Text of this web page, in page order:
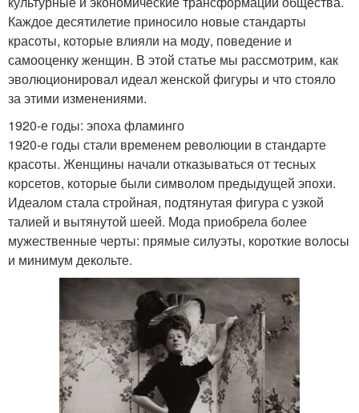
Каждое десятилетие приносило новые стандарты
красоты, которые влияли на моду, поведение и
самооценку женщин. В этой статье мы рассмотрим, как
эволюционировал идеал женской фигуры и что стояло
за этими изменениями.
1920-е годы: эпоха фламинго
1920-е годы стали временем революции в стандарте
красоты. Женщины начали отказываться от тесных
корсетов, которые были символом предыдущей эпохи.
Идеалом стала стройная, подтянутая фигура с узкой
талией и вытянутой шеей. Мода приобрела более
мужественные черты: прямые силуэты, короткие волосы
и минимум декольте.